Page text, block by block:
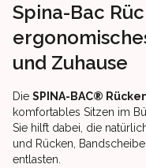
Spina-Bac
und Zuhause
Die SPINA-BAC®
komfortables Sitzen im
Sie hilft dabei, die
und Rücken,
entlasten.